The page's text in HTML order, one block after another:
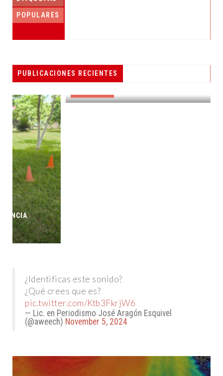
POPULARES
PUBLICACIONES RECIENTES
PESCADORES RECIBEN EQUIPO DE
RADIOCOMUNICACIÓN
¿Identificas este sonido?
¿Qué crees que es?
pic.twitter.com/Ktb3FkrjW6
— Lic. en Periodismo José Aragón Esquivel
(@aweech) November 5, 2024